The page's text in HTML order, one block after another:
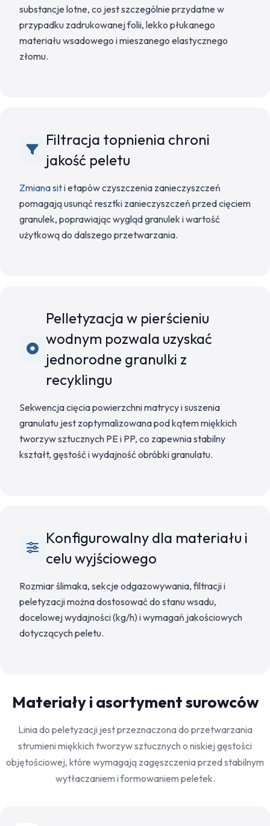
substancje lotne, co jest szczególnie przydatne w
przypadku zadrukowanej folii, lekko płukanego
materiału wsadowego i mieszanego elastycznego
złomu.
Filtracja topnienia chroni
jakość peletu
Zmiana siti etapów czyszczenia zanieczyszczeń
pomagają usunąć resztki zanieczyszczeń przed cięciem
granulek, poprawiając wygląd granulek i wartość
użytkową do dalszego przetwarzania.
Pelletyzacja w pierścieniu
wodnym pozwala uzyskać
jednorodne granulki z
recyklingu
Sekwencja cięcia powierzchni matrycy i suszenia
granulatu jest zoptymalizowana pod kątem miękkich
tworzyw sztucznych PE i PP, co zapewnia stabilny
kształt, gęstość i wydajność obróbki granulatu.
Konfigurowalny dla materiału i
celu wyjściowego
Rozmiar ślimaka, sekcje odgazowywania, filtracji i
peletyzacji można dostosować do stanu wsadu,
docelowej wydajności (kg/h) i wymagań jakościowych
dotyczących peletu.
Materiały i asortyment surowców
Linia do peletyzacji jest przeznaczona do przetwarzania
strumieni miękkich tworzyw sztucznych o niskiej gęstości
objętościowej, które wymagają zagęszczenia przed stabilnym
wytłaczaniem i formowaniem peletek.